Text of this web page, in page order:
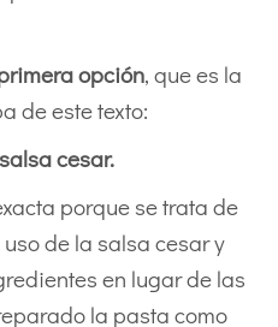
opción, que es la
de este texto:
cesar.
porque se trata de
de la salsa cesar y
en lugar de las
la pasta como